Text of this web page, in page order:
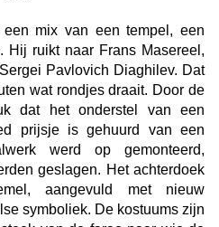
mix van een tempel, een
Hij ruikt naar Frans Masereel,
Pavlovich Diaghilev. Dat
wat rondjes draait. Door de
dat het onderstel van een
prijsje is gehuurd van een
werd op gemonteerd,
geslagen. Het achterdoek
aangevuld met nieuw
symboliek. De kostuums zijn